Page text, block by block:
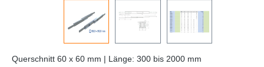
Querschnitt 60 x 60 mm | Länge: 300 bis 2000 mm